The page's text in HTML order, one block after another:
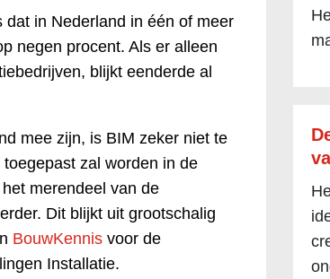
dat in Nederland in één of meer
negen procent. Als er alleen
blijkt eenderde al
mee zijn, is BIM zeker niet te
zal worden in de
merendeel van de
Dit blijkt uit grootschalig
BouwKennis voor de
Installatie.